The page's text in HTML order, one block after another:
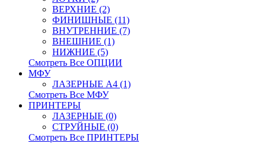
ВЕРХНИЕ (2)
ФИНИШНЫЕ (11)
ВНУТРЕННИЕ (7)
ВНЕШНИЕ (1)
НИЖНИЕ (5)
Смотреть Все ОПЦИИ
МФУ
ЛАЗЕРНЫЕ A4 (1)
Смотреть Все МФУ
ПРИНТЕРЫ
ЛАЗЕРНЫЕ (0)
СТРУЙНЫЕ (0)
Смотреть Все ПРИНТЕРЫ